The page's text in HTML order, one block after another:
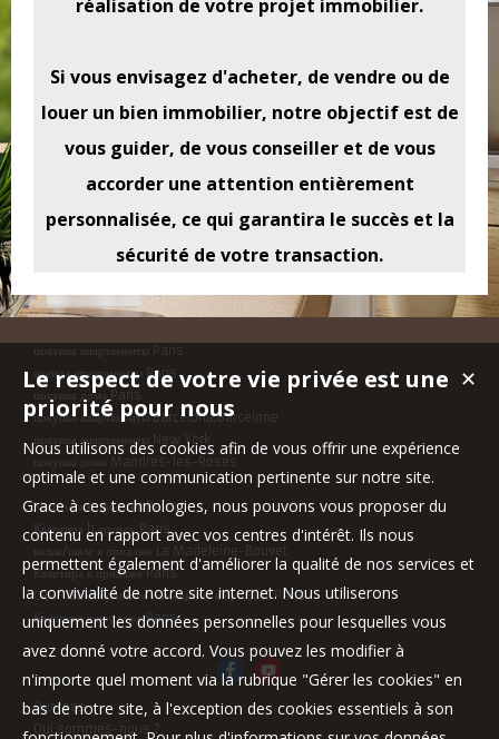
réalisation de votre projet immobilier.
Si vous envisagez d'acheter, de vendre ou de
louer un bien immobilier, notre objectif est de
vous guider, de vous conseiller et de vous
accorder une attention entièrement
personnalisée, ce qui garantira le succès et la
sécurité de votre transaction.
покупка апартаменты Paris
аренда апартаменты Paris
покупка дома Paris
покупка апартаменты Barcelona,Barcelone
покупка апартаменты New York
покупка дома Mandres-les-Roses
Квартира в продаже Paris
Квартира b аренду Paris
вилла/шале в продаже La Madeleine-Bouvet
Квартира в продаже Paris
Офис /Коммерческие помещения в продаже Paris
Квартира в продаже Paris
Our fees
Qui sommes-nous ?
✕
Le respect de votre vie privée est une
priorité pour nous
Nous utilisons des cookies afin de vous offrir une expérience
optimale et une communication pertinente sur notre site.
Grace à ces technologies, nous pouvons vous proposer du
contenu en rapport avec vos centres d'intérêt. Ils nous
permettent également d'améliorer la qualité de nos services et
la convivialité de notre site internet. Nous utiliserons
uniquement les données personnelles pour lesquelles vous
avez donné votre accord. Vous pouvez les modifier à
n'importe quel moment via la rubrique "Gérer les cookies" en
bas de notre site, à l'exception des cookies essentiels à son